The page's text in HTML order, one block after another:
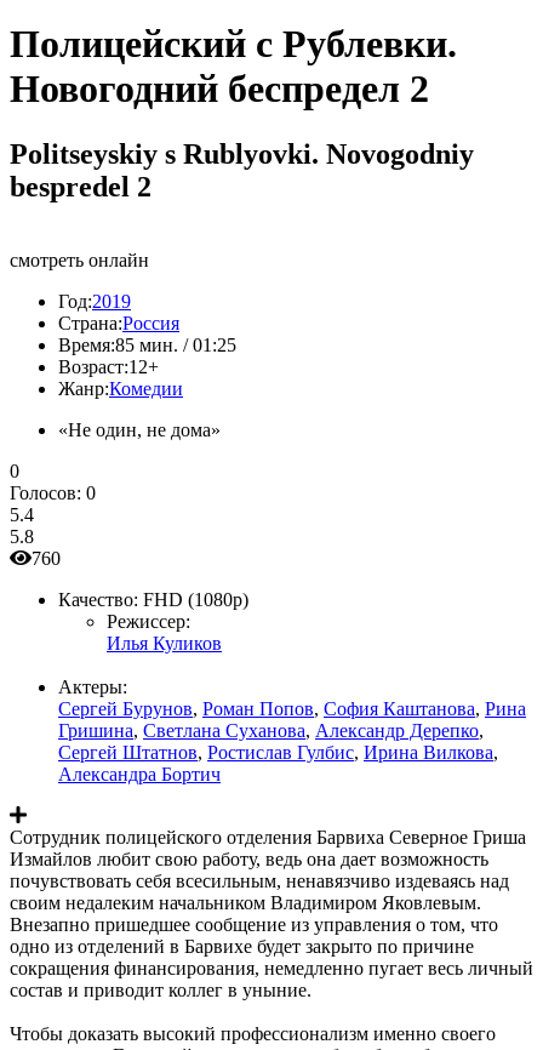
Полицейский с Рублевки.
Новогодний беспредел 2
Politseyskiy s Rublyovki. Novogodniy
bespredel 2
смотреть онлайн
Год:2019
Страна:Россия
Время:85 мин. / 01:25
Возраст:12+
Жанр:Комедии
«Не один, не дома»
0
Голосов: 0
5.4
5.8
760
Качество: FHD (1080p)
Режиссер:
Илья Куликов
Актеры:
Сергей Бурунов, Роман Попов, София Каштанова, Рина
Гришина, Светлана Суханова, Александр Дерепко,
Сергей Штатнов, Ростислав Гулбис, Ирина Вилкова,
Александра Бортич
Сотрудник полицейского отделения Барвиха Северное Гриша
Измайлов любит свою работу, ведь она дает возможность
почувствовать себя всесильным, ненавязчиво издеваясь над
своим недалеким начальником Владимиром Яковлевым.
Внезапно пришедшее сообщение из управления о том, что
одно из отделений в Барвихе будет закрыто по причине
сокращения финансирования, немедленно пугает весь личный
состав и приводит коллег в уныние.
Чтобы доказать высокий профессионализм именно своего